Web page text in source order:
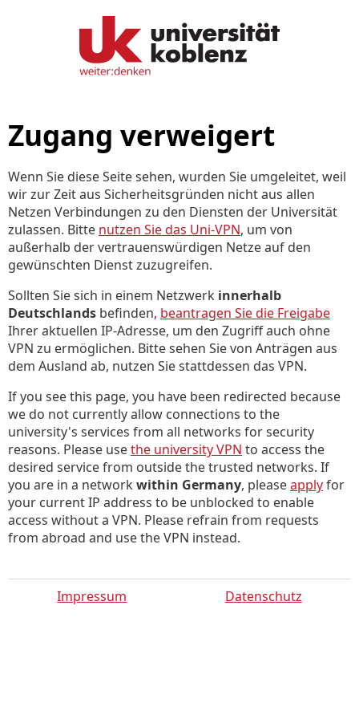
Zugang verweigert
Wenn Sie diese Seite sehen, wurden Sie umgeleitet, weil
wir zur Zeit aus Sicherheitsgründen nicht aus allen
Netzen Verbindungen zu den Diensten der Universität
zulassen. Bitte nutzen Sie das Uni-VPN, um von
außerhalb der vertrauenswürdigen Netze auf den
gewünschten Dienst zuzugreifen.
Sollten Sie sich in einem Netzwerk innerhalb
Deutschlands befinden, beantragen Sie die Freigabe
Ihrer aktuellen IP-Adresse, um den Zugriff auch ohne
VPN zu ermöglichen. Bitte sehen Sie von Anträgen aus
dem Ausland ab, nutzen Sie stattdessen das VPN.
If you see this page, you have been redirected because
we do not currently allow connections to the
university's services from all networks for security
reasons. Please usethe university VPN to access the
desired service from outside the trusted networks. If
you are in a network within Germany, pleaseapplyfor
your current IP address to be unblocked to enable
access without a VPN. Please refrain from requests
from abroad and use the VPN instead.
Impressum Datenschutz